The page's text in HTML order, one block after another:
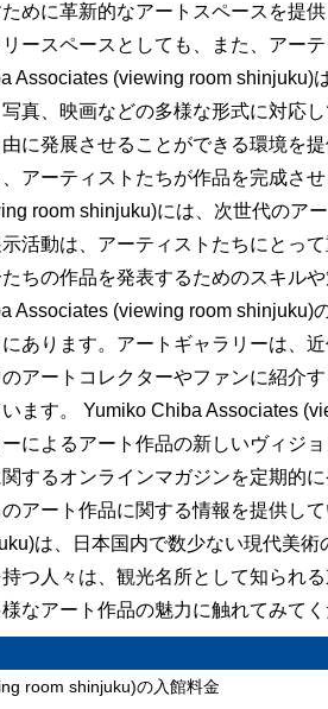
めに革新的なアートスペースを提
ースペースとしても、また、アー
Associates (viewing room shinjuku)
真、映画などの多様な形式に対応
に発展させることができる環境を
アーティストたちが作品を完成さ
room shinjuku)には、次世代のア
活動は、アーティストたちにとっ
ちの作品を発表するためのスキル
Associates (viewing room shinjuku)
あります。アートギャラリーは、
アートコレクターやファンに紹介
ます。 Yumiko Chiba Associates
によるアート作品の新しいヴィジ
するオンラインマガジンを定期的
アート作品に関する情報を提供し
は、日本国内で数少ない現代美術
つ人々は、観光名所として知られ
なアート作品の魅力に触れてみてく
room shinjuku)の入館料金